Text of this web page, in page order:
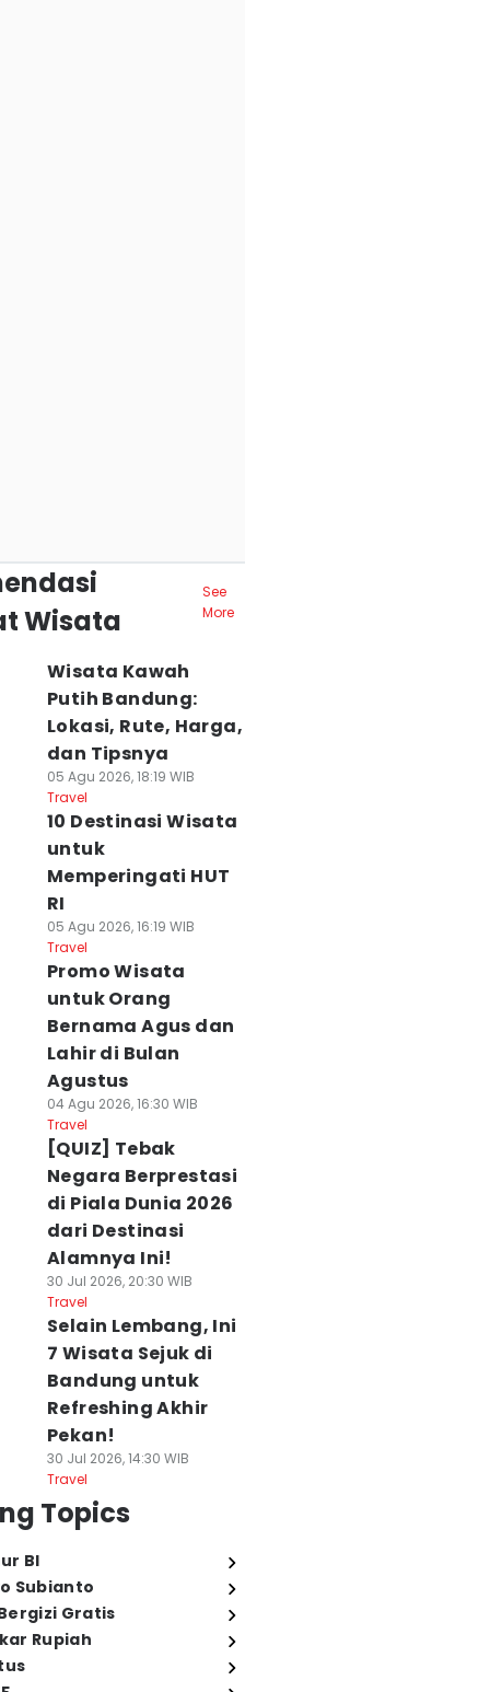
Wisata
See
More
Wisata Kawah
Putih Bandung:
Lokasi, Rute, Harga,
dan Tipsnya
05 Agu 2026, 18:19 WIB
Travel
10 Destinasi Wisata
untuk
Memperingati HUT
RI
05 Agu 2026, 16:19 WIB
Travel
Promo Wisata
untuk Orang
Bernama Agus dan
Lahir di Bulan
Agustus
04 Agu 2026, 16:30 WIB
Travel
[QUIZ] Tebak
Negara Berprestasi
di Piala Dunia 2026
dari Destinasi
Alamnya Ini!
30 Jul 2026, 20:30 WIB
Travel
Selain Lembang, Ini
7 Wisata Sejuk di
Bandung untuk
Refreshing Akhir
Pekan!
30 Jul 2026, 14:30 WIB
Travel
Topics
BI
Subianto
Gratis
Rupiah